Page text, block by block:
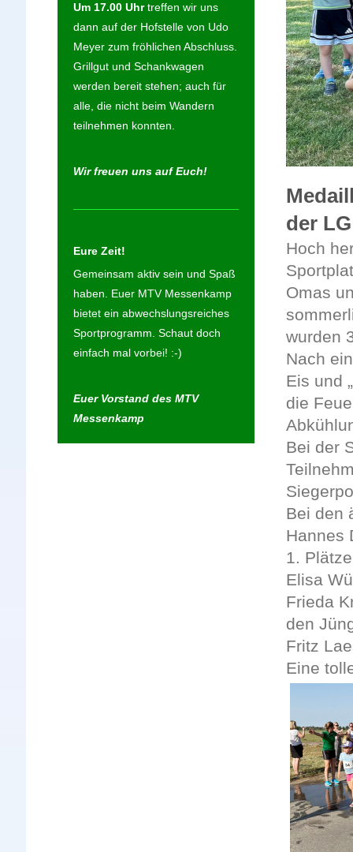
der
Hoch
Omas
wurden
Nach
Eis und
die
Bei der
Bei den
Hannes
1.
Elisa
Frieda
den
Fritz
Eine
Um 17.00 Uhrtreffen wir uns
dann auf der Hofstelle von Udo
Meyer zum fröhlichen Abschluss.
Grillgut und Schankwagen
werden bereit stehen; auch für
alle, die nicht beim Wandern
teilnehmen konnten.
Wir freuen uns auf Euch!
Eure Zeit!
Gemeinsam aktiv sein und Spaß
haben. Euer MTV Messenkamp
bietet ein abwechslungsreiches
Sportprogramm. Schaut doch
einfach mal vorbei! :-)
Euer Vorstand des MTV
Messenkamp